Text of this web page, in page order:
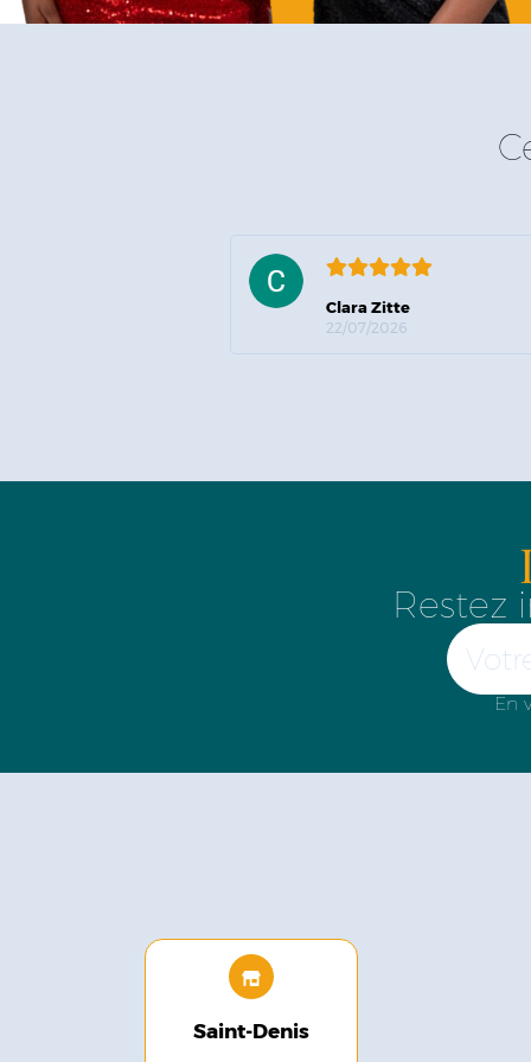
Clara Zitte
22/07/2026
Restez
En
Saint-Denis